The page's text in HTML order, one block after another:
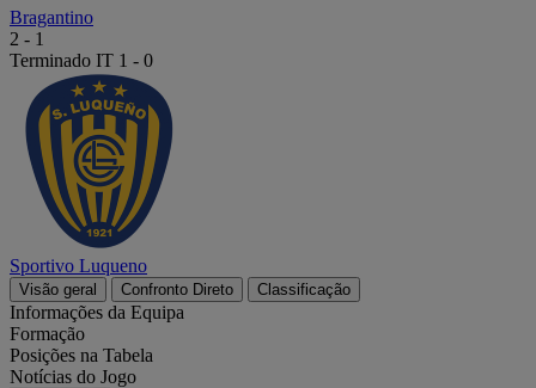
Bragantino
2 - 1
Terminado IT 1 - 0
Sportivo Luqueno
Visão geral Confronto Direto Classificação
Informações da Equipa
Formação
Posições na Tabela
Notícias do Jogo